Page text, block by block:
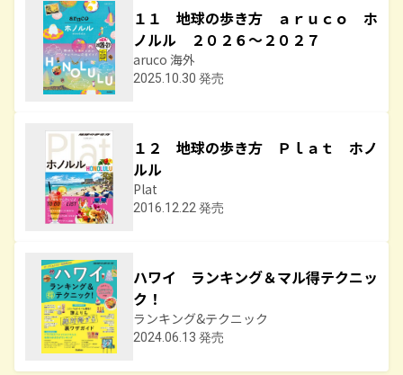
１１ 地球の歩き方 ａｒｕｃｏ ホ
ノルル ２０２６～２０２７
aruco 海外
2025.10.30 発売
１２ 地球の歩き方 Ｐｌａｔ ホノ
ルル
Plat
2016.12.22 発売
ハワイ ランキング＆マル得テクニッ
ク！
ランキング&テクニック
2024.06.13 発売